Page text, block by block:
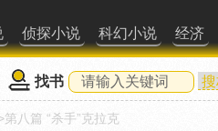
侦探小说 科幻小说 经济
找书
第八篇 “杀手”克拉克